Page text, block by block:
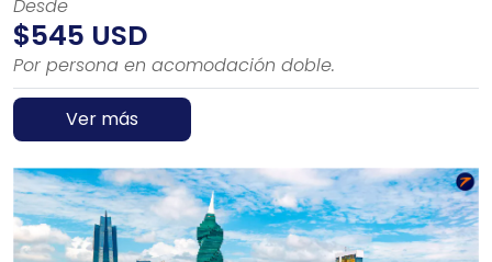
Desde
$545 USD
Por persona en acomodación doble.
Ver más